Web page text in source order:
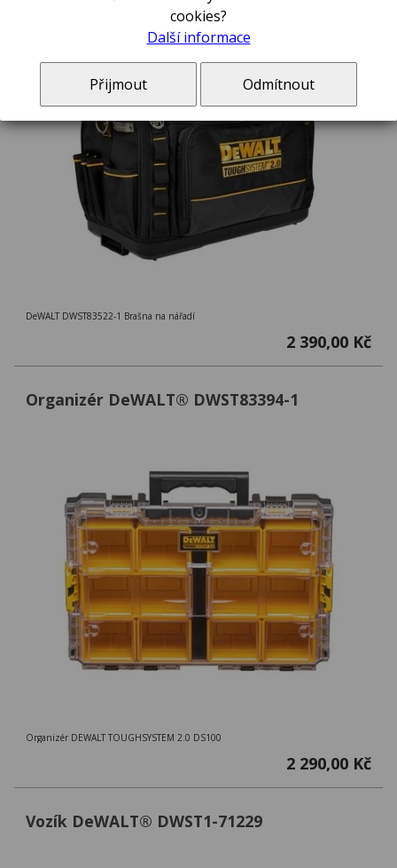
DeWALT DWST83522-1 Brašna na nářadí
2 390,00 Kč
Organizér DeWALT® DWST83394-1
Organizér DEWALT TOUGHSYSTEM 2.0 DS100
2 290,00 Kč
Vozík DeWALT® DWST1-71229
cookies?
Další informace
Přijmout Odmítnout